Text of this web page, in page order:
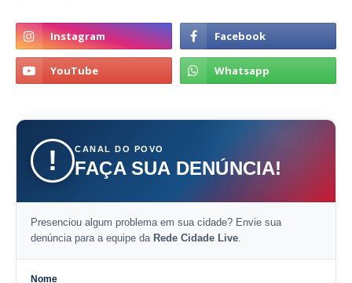
! CANAL DO POVO
FAÇA SUA DENÚNCIA!
Presenciou algum problema em sua cidade? Envie sua
denúncia para a equipe da Rede Cidade Live
Nome